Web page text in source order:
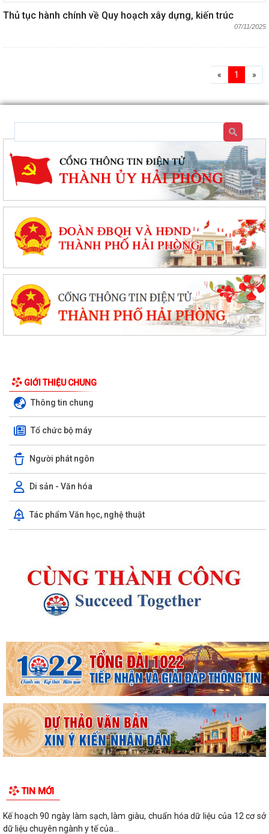
Thủ tục hành chính về Quy hoạch xây dựng, kiến trúc
07/11/2025
« 1 »
GIỚI THIỆU CHUNG
Thông tin chung
Tổ chức bộ máy
Người phát ngôn
Di sản - Văn hóa
Tác phẩm Văn học, nghệ thuật
TIN MỚI
Kế hoạch 90 ngày làm sạch, làm giàu, chuẩn hóa dữ liệu của 12 cơ sở
dữ liệu chuyên ngành y tế của...